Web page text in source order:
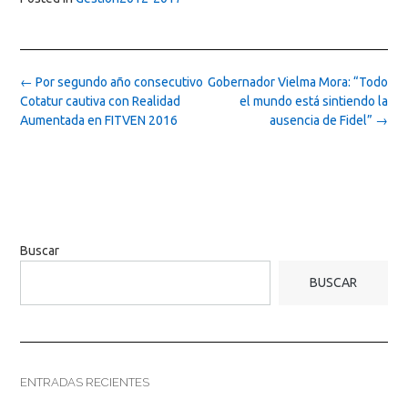
Post
navigation
Gobernador Vielma Mora: “Todo
el mundo está sintiendo la
ausencia de Fidel” →
← Por segundo año consecutivo
Cotatur cautiva con Realidad
Aumentada en FITVEN 2016
Buscar
BUSCAR
ENTRADAS RECIENTES